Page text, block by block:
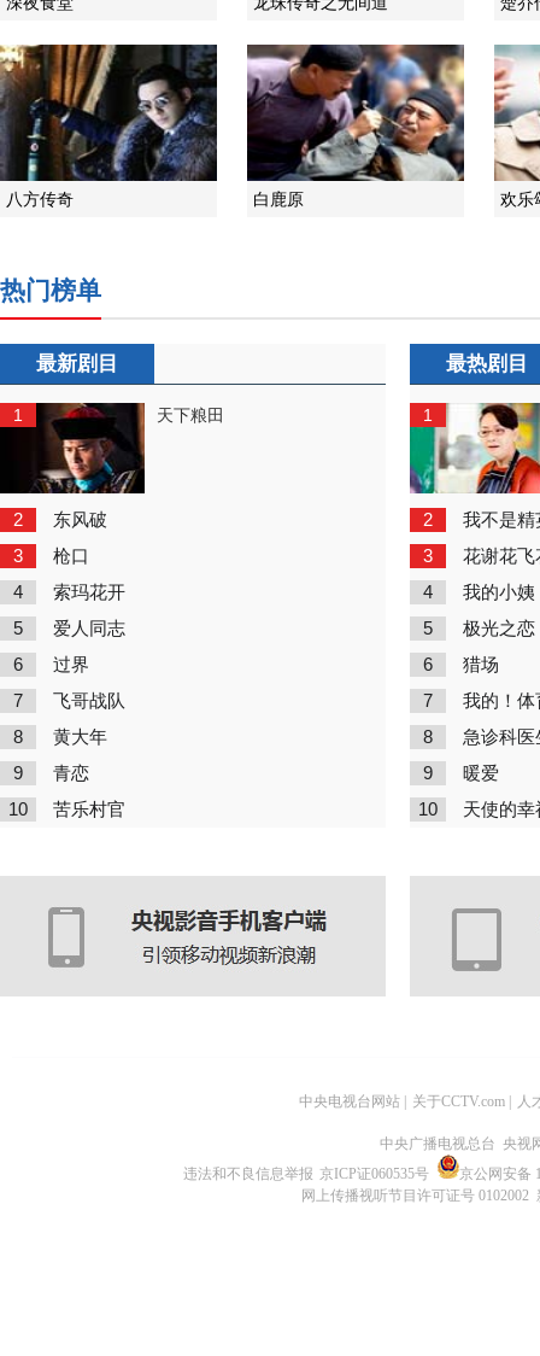
八方传奇 白鹿原 欢乐
热门榜单
最新剧目
1 天下粮田
2 东风破
3 枪口
4 索玛花开
5 爱人同志
6 过界
7 飞哥战队
8 黄大年
9 青恋
10 苦乐村官
最热剧目
1
2 我不是精
3 花谢花飞
4 我的小姨
5 极光之恋
6 猎场
7 我的！体
8 急诊科医
9 暖爱
10 天使的幸
中央电视台网站 关于CCTV.com 人
中央广播电视总台 央视
违法和不良信息举报 京ICP证060535号
京公网安备
网上传播视听节目许可证号 0102002